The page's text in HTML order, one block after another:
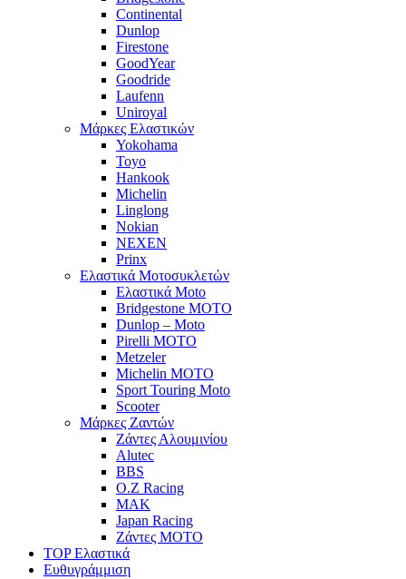
Continental
Dunlop
Firestone
GoodYear
Goodride
Laufenn
Uniroyal
Μάρκες Ελαστικών
Yokohama
Toyo
Hankook
Michelin
Linglong
Nokian
NEXEN
Prinx
Ελαστικά Μοτοσυκλετών
Ελαστικά Moto
Bridgestone MOTO
Dunlop – Moto
Pirelli MOTO
Metzeler
Michelin MOTO
Sport Touring Moto
Scooter
Μάρκες Ζαντών
Ζάντες Αλουμινίου
Alutec
BBS
O.Z Racing
MAK
Japan Racing
Ζάντες MOTO
TOP Ελαστικά
Ευθυγράμμιση